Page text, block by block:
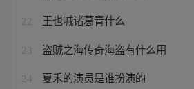
22 王也喊诸葛青什么
23 盗贼之海传奇海盗有什么用
24 夏禾的演员是谁扮演的